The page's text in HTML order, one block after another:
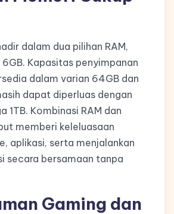
dalam dua pilihan RAM,
Kapasitas penyimpanan
dalam varian 64GB dan
dapat diperluas dengan
1TB. Kombinasi RAM dan
memberi keleluasaan
aplikasi, serta menjalankan
secara bersamaan tanpa
Gaming dan